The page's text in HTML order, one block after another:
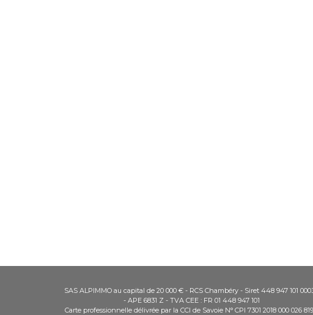
SAS ALPIMMO au capital de 20 000 € - RCS Chambéry - Siret 448 947 101
- APE 6831 Z - TVA CEE : FR 01 448 947 101
Carte professionnelle délivrée par la CCI de Savoie N° CPI 7301 2018 000 026